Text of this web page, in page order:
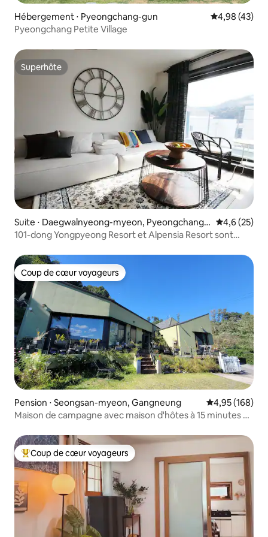
Hébergement ⋅ Pyeongchang-gun Évaluation
4,98 (43)
Pyeongchang Petite Village
Superhôte
Superhôte
Suite ⋅ Daegwalnyeong-myeon, Pyeongchang-
gun
Évaluation
4,6 (25)
101-dong Yongpyeong Resort et Alpensia Resort sont
Coup de cœur voyageurs
Coup de cœur voyageurs
Pension ⋅ Seongsan-myeon, Gangneung Évaluation
4,95 (168)
Maison de campagne avec maison d'hôtes à 15 minutes en
une vie à la campagne
Coups de cœur voyageurs les plus appréciés
Coup de cœur voyageurs